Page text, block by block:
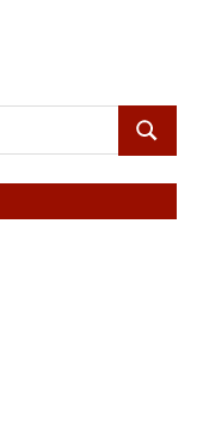
ПОИСК